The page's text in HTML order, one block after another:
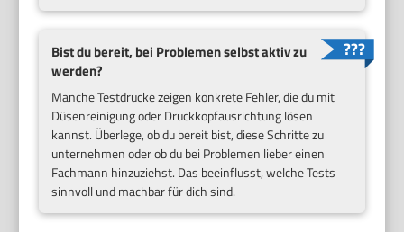
Bist du bereit, bei Problemen selbst aktiv zu
werden?
Manche Testdrucke zeigen konkrete Fehler, die du mit
Düsenreinigung oder Druckkopfausrichtung lösen
kannst. Überlege, ob du bereit bist, diese Schritte zu
unternehmen oder ob du bei Problemen lieber einen
Fachmann hinzuziehst. Das beeinflusst, welche Tests
sinnvoll und machbar für dich sind.